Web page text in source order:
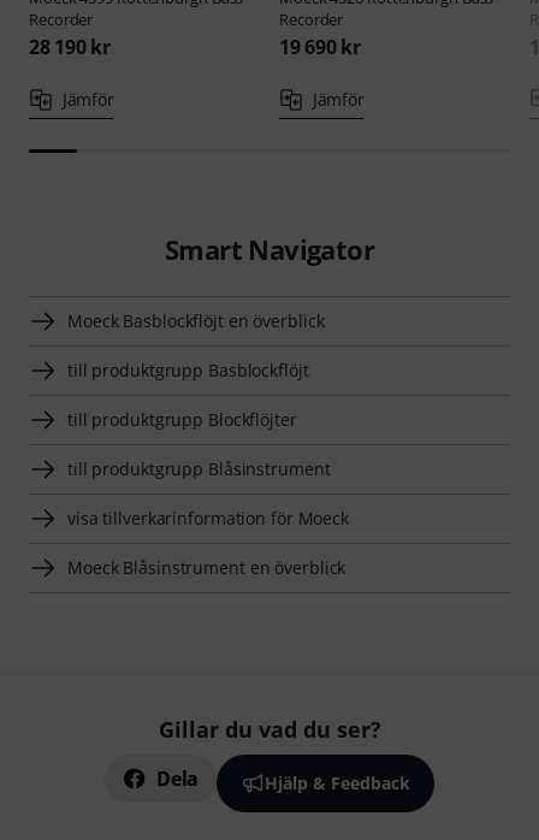
Recorder
28 190 kr
Jämför
Recorder
19 690 kr
Jämför
Smart Navigator
Moeck Basblockflöjt en överblick
till produktgrupp Basblockflöjt
till produktgrupp Blockflöjter
till produktgrupp Blåsinstrument
visa tillverkarinformation för Moeck
Moeck Blåsinstrument en överblick
Gillar du vad du ser?
Dela Hjälp & Feedback